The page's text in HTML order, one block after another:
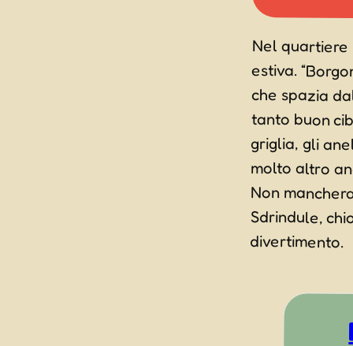
Nel
estiva.
che spazia
tanto buon
griglia, gli
molto altro
Non
Sdrindule,
divertimento.